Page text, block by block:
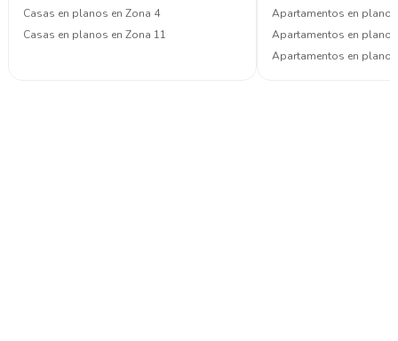
Casas en planos en Zona 4
Casas en planos en Zona 11
Apartamentos en
Apartamentos en
Apartamentos en